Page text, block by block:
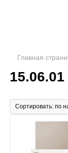
Главная
Сортировать: по